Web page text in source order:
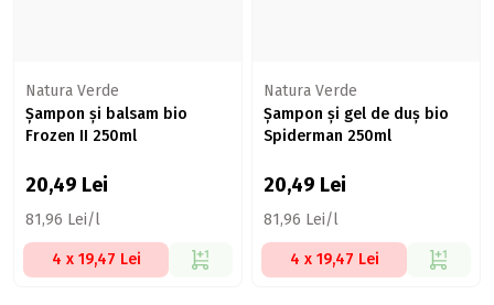
Natura Verde
Șampon și balsam bio
Frozen II 250ml
20,49 Lei
81,96 Lei/l
4 x 19,47 Lei
Natura Verde
Șampon și gel de duș bio
Spiderman 250ml
20,49 Lei
81,96 Lei/l
4 x 19,47 Lei